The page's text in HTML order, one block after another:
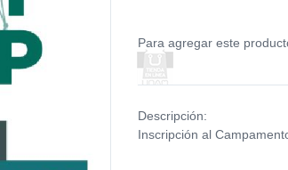
Para agregar este
Descripción:
Inscripción al